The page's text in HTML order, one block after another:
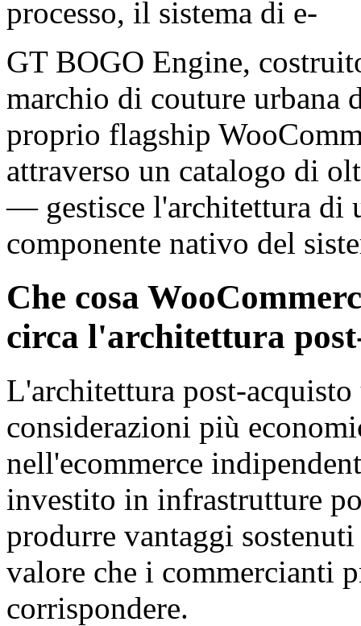
processo, il sistema di e-
GT BOGO Engine,
marchio di couture urbana
proprio flagship
attraverso un catalogo di
— gestisce l'architettura di
componente nativo del
Che cosa
circa l'architettura
L'architettura post-acquisto
considerazioni più
nell'ecommerce
investito in infrastrutture
produrre vantaggi
valore che i commercianti
corrispondere.